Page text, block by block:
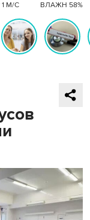
1 М/С ВЛАЖН 58%